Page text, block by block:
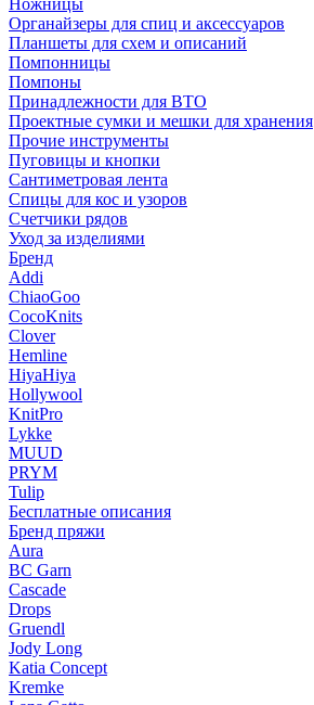
Ножницы
Органайзеры для спиц и аксессуаров
Планшеты для схем и описаний
Помпонницы
Помпоны
Принадлежности для ВТО
Проектные сумки и мешки для хранения
Прочие инструменты
Пуговицы и кнопки
Сантиметровая лента
Спицы для кос и узоров
Счетчики рядов
Уход за изделиями
Бренд
Addi
ChiaoGoo
CocoKnits
Clover
Hemline
HiyaHiya
Hollywool
KnitPro
Lykke
MUUD
PRYM
Tulip
Бесплатные описания
Бренд пряжи
Aura
BC Garn
Cascade
Drops
Gruendl
Jody Long
Katia Concept
Kremke